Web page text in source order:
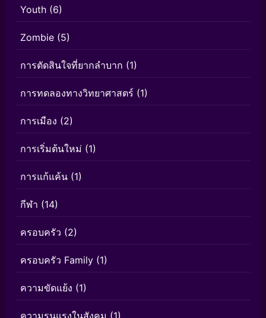
Youth (6)
Zombie (5)
การตัดสินใจที่ยากลำบาก (1)
การทดลองทางวิทยาศาสตร์ (1)
การเมือง (2)
การเริ่มต้นใหม่ (1)
การแก้แค้น (1)
กีฬา (14)
ครอบครัว (2)
ครอบครัว Family (1)
ความขัดแย้ง (1)
ความรุนแรงในสังคม (1)